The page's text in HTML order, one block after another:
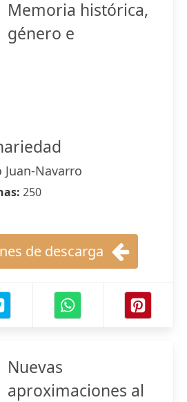
Memoria histórica,
género e
Juan-Navarro
250
de descarga
Nuevas
aproximaciones al